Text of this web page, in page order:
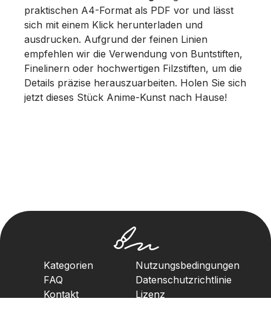
praktischen A4-Format als PDF vor und lässt
sich mit einem Klick herunterladen und
ausdrucken. Aufgrund der feinen Linien
empfehlen wir die Verwendung von Buntstiften,
Finelinern oder hochwertigen Filzstiften, um die
Details präzise herauszuarbeiten. Holen Sie sich
jetzt dieses Stück Anime-Kunst nach Hause!
Kategorien
FAQ
Kontakt
Nutzungsbedingungen
Datenschutzrichtlinie
Lizenz